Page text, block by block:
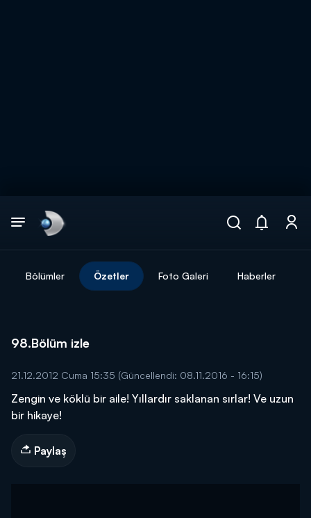
Bölümler Özetler Foto Galeri Haberler
98.Bölüm izle
21.12.2012 Cuma 15:35 (Güncellendi: 08.11.2016 - 16:15)
Zengin ve köklü bir aile! Yıllardır saklanan sırlar! Ve uzun
bir hikaye!
Paylaş